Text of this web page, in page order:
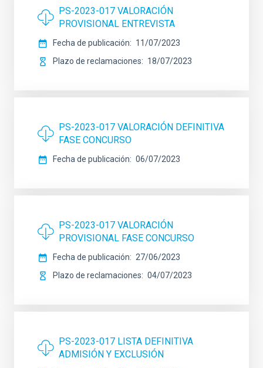
PS-2023-017 VALORACIÓN
PROVISIONAL ENTREVISTA
Fecha de publicación
11/07/2023
Plazo de reclamaciones
18/07/2023
PS-2023-017 VALORACIÓN DEFINITIVA
FASE CONCURSO
Fecha de publicación 06/07/2023
PS-2023-017 VALORACIÓN
PROVISIONAL FASE CONCURSO
Fecha de publicación
27/06/2023
Plazo de reclamaciones
04/07/2023
PS-2023-017 LISTA DEFINITIVA
ADMISIÓN Y EXCLUSIÓN